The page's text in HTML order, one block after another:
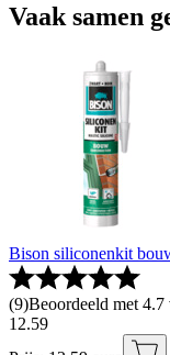
Vaak samen
Bison siliconenkit
(9)Beoordeeld met
12.59